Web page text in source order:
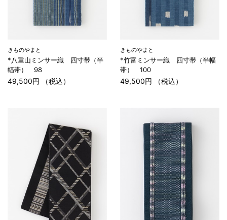
きものやまと
*八重山ミンサー織 四寸帯（半
幅帯） 98
49,500円 （税込）
きものやまと
*竹富ミンサー織 四寸帯（半幅
帯） 100
49,500円 （税込）